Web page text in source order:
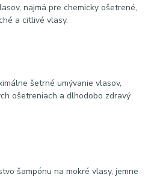
najmä pre chemicky ošetrené,
a citlivé vlasy.
šetrné umývanie vlasov,
ošetreniach a dlhodobo zdravý
šampónu na mokré vlasy, jemne